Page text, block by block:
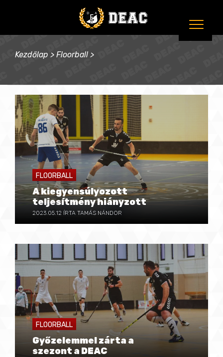
Kezdőlap > Floorball >
FLOORBALL
A kiegyensúlyozott
teljesítmény hiányzott
2023.05.12 ÍRTA TAMÁS NÁNDOR
FLOORBALL
Győzelemmel zárta a
szezont a DEAC